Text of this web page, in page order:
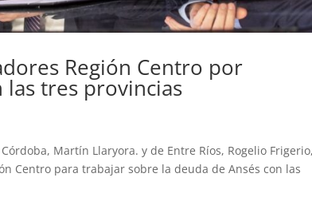
Región Centro por
tres provincias
Martín Llaryora. y de Entre Ríos, Rogelio
Centro para trabajar sobre la deuda de Ansés con las